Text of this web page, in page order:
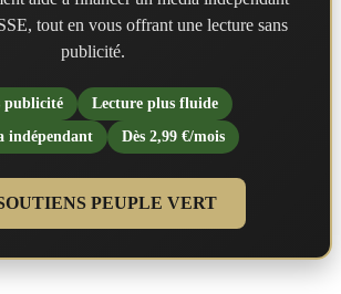
tout en vous offrant une lecture sans
publicité.
publicité
Lecture plus fluide
indépendant
Dès 2,99 €/mois
PEUPLE VERT